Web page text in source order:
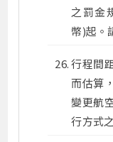
之罰金
幣)起。
行程間
而估算
變更航
行方式